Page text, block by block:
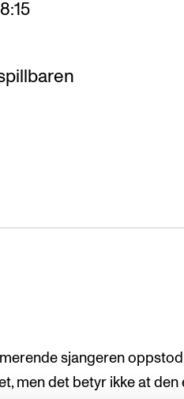
sjangeren oppstod
men det betyr ikke at den